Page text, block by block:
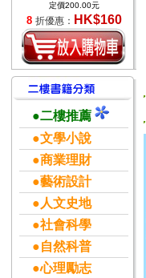
定價200.00元
8 折優惠： HK$160
●二樓推薦
●文學小說
●商業理財
●藝術設計
●人文史地
●社會科學
●自然科普
●心理勵志